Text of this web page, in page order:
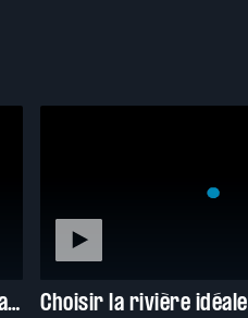
Préparer son expédition de kayak-camping Choisir la rivière idéale